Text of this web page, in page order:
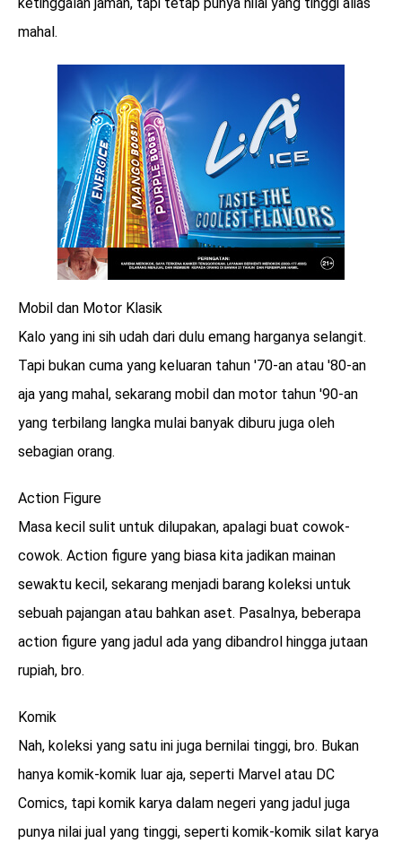
menarik
ketinggalan jaman, tapi tetap punya nilai yang tinggi alias
mahal.
Mobil dan Motor Klasik
Kalo yang ini sih udah dari dulu emang harganya selangit.
Tapi bukan cuma yang keluaran tahun '70-an atau '80-an
aja yang mahal, sekarang mobil dan motor tahun '90-an
yang terbilang langka mulai banyak diburu juga oleh
sebagian orang.
Action Figure
Masa kecil sulit untuk dilupakan, apalagi buat cowok-
cowok. Action figure yang biasa kita jadikan mainan
sewaktu kecil, sekarang menjadi barang koleksi untuk
sebuah pajangan atau bahkan aset. Pasalnya, beberapa
action figure yang jadul ada yang dibandrol hingga jutaan
rupiah, bro.
Komik
Nah, koleksi yang satu ini juga bernilai tinggi, bro. Bukan
hanya komik-komik luar aja, seperti Marvel atau DC
Comics, tapi komik karya dalam negeri yang jadul juga
punya nilai jual yang tinggi, seperti komik-komik silat karya